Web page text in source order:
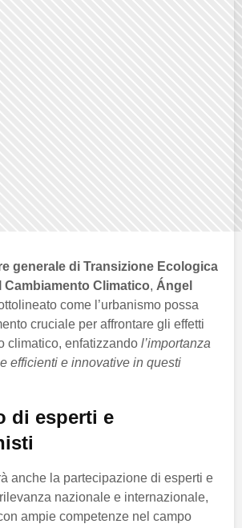
generale di Transizione Ecologica
Climatico, Ángel
come l’urbanismo possa
cruciale per affrontare gli effetti
climatico, enfatizzando l’importanza
efficienti e innovative in questi
di esperti e
anche la partecipazione di esperti e
nazionale e internazionale,
ampie competenze nel campo